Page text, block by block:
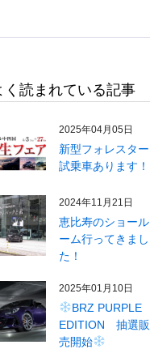
く読まれている記事
2025年04月05日
新型フォレスター
試乗車あります！
2024年11月21日
恵比寿のショール
ーム行ってきまし
た！
2025年01月10日
BRZ PURPLE
EDITION 抽選販
売開始